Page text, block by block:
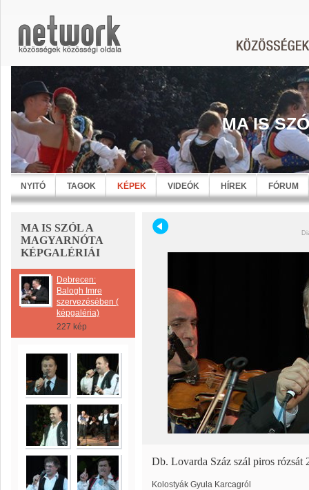
MA IS
NYITÓ TAGOK KÉPEK VIDEÓK HÍREK FÓRUM
MA IS SZÓL A
MAGYARNÓTA
KÉPGALÉRIÁI
Debrecen:
Balogh Imre
szervezésében (
képgaléria)
227 kép
Db. Lovarda Száz szál piros rózsát
Kolostyák Gyula Karcagról